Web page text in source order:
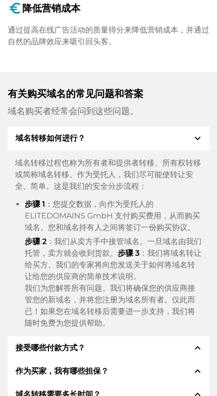
euro_symbol 降低营销成本
通过提高在线广告活动的质量得分来降低营销成本，并通过
自然的品牌效应来吸引回头客。
有关购买域名的常见问题和答案
域名购买者经常会问到这些问题。
域名转移如何进行？ expand_more
域名转移过程也称为所有者和提供者转移、所有权转移
或简称域名转移。作为受托人，我们尽可能使转让安
全、简单。这是我们的安全分步流程：
步骤 1 ：您提交数据，向作为受托人的
ELITEDOMAINS GmbH 支付购买费用，从而购买
域名。您和域名持有人之间将签订一份购买协议。
步骤 2 ：我们从卖方手中接管域名。一旦域名由我们
托管，卖方就会收到货款。 步骤 3 ：我们将域名转让
给买方。我们的专家将向您发送关于如何将域名转
让给您的供应商的简单技术说明。
我们为您解答所有问题。我们将确保您的供应商接
管您的新域名，并将您注册为域名所有者。仅此而
已！如果您在域名转移后需要进一步支持，我们将
随时免费为您提供帮助。
接受哪些付款方式？ expand_less
我们使用 SEPA 作为预付费，并使用 STRIPE 作为支
作为买家，我有哪些担保？ expand_less